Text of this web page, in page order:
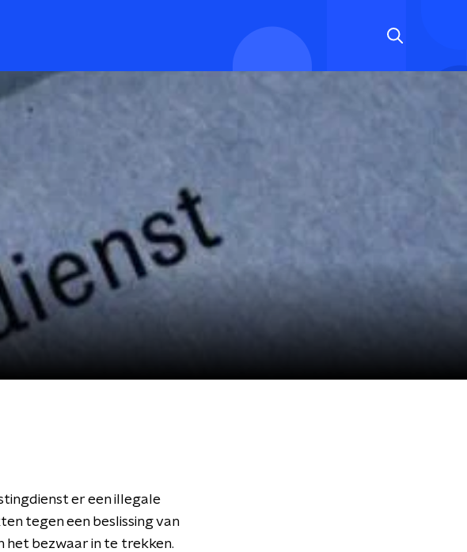
er een illegale
tegen een beslissing van
het bezwaar in te trekken.